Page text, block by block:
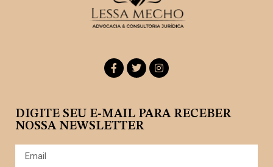
DIGITE SEU E-MAIL PARA RECEBER
NOSSA NEWSLETTER